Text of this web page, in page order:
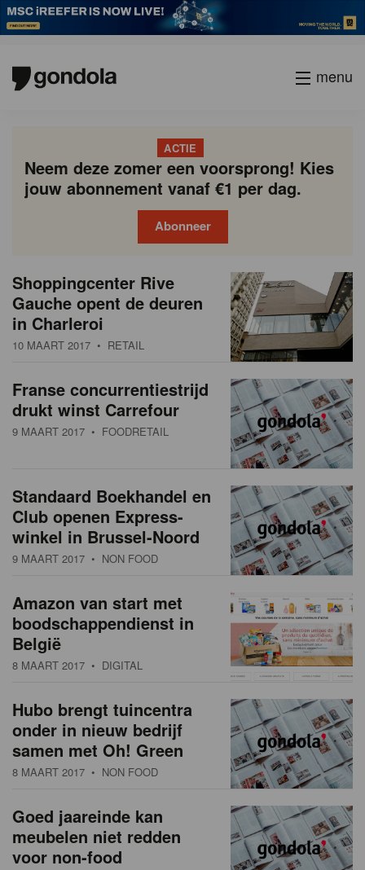
menu
ACTIE
Neem deze zomer een voorsprong! Kies
jouw abonnement vanaf €1 per dag.
Abonneer
N
e
w
s
e
c
h
Shoppingcenter Rive
Gauche opent de deuren
in Charleroi
10 MAART 2017 • RETAIL
Franse concurrentiestrijd
drukt winst Carrefour
9 MAART 2017 • FOODRETAIL
Standaard Boekhandel en
Club openen Express-
winkel in Brussel-Noord
9 MAART 2017 • NON FOOD
Amazon van start met
boodschappendienst in
België
8 MAART 2017 • DIGITAL
Hubo brengt tuincentra
onder in nieuw bedrijf
samen met Oh! Green
8 MAART 2017 • NON FOOD
Goed jaareinde kan
meubelen niet redden
voor non-food
P
a
g
i
a
t
i
Vorige
Page
Page
Page
Page
Current
page
Page
Page
Page
Page
Volgende
academy
society